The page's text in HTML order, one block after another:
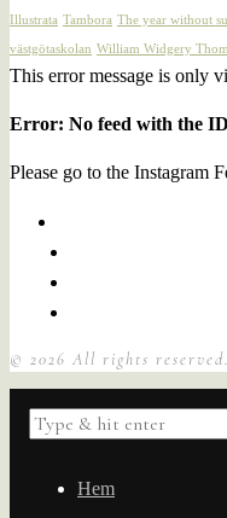
Illustrata Tambora The year without
västgötaskolan William Widgery
This error message is only
Error: No feed with the
Please go to the Instagram
© 2026 All rights
Hem